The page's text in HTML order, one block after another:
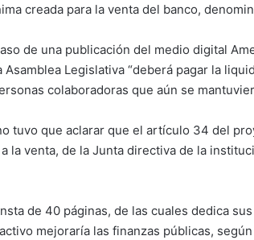
creada para la venta del banco,
de una publicación del medio digital
Asamblea Legislativa “deberá pagar la
colaboradoras que aún se
tuvo que aclarar que el artículo 34 del
la venta, de la Junta directiva de la
de 40 páginas, de las cuales dedica
mejoraría las finanzas públicas,